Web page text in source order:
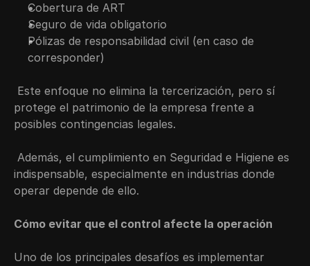
Cobertura de ART
Seguro de vida obligatorio
Pólizas de responsabilidad civil (en caso de
corresponder)
Este enfoque no elimina la tercerización, pero sí
protege el patrimonio de la empresa frente a
posibles contingencias legales.
Además, el cumplimiento en Seguridad e Higiene es
indispensable, especialmente en industrias donde
operar depende de ello.
Cómo evitar que el control afecte la operación
Uno de los principales desafíos es implementar